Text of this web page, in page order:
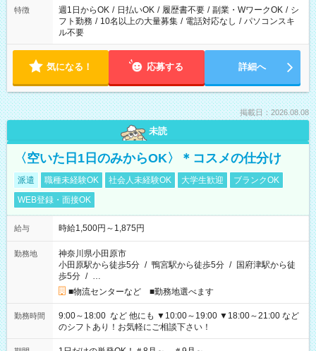
ください！
特徴 週1日からOK / 日払いOK / 履歴書不要 / 副業・WワークOK / シ
フト勤務 / 10名以上の大量募集 / 電話対応なし / パソコンスキ
ル不要
気になる！ 応募する 詳細へ
掲載日：2026.08.08
未読
〈空いた日1日のみからOK〉＊コスメの仕分け
派遣 職種未経験OK 社会人未経験OK 大学生歓迎
ブランクOK
WEB登録・面接OK
給与 時給1,500円～1,875円
勤務地
神奈川県小田原市
小田原駅から徒歩5分 / 鴨宮駅から徒歩5分 / 国府津駅から徒
歩5分 / …
■物流センターなど ■勤務地選べます
勤務時間
9:00～18:00 など 他にも ▼10:00～19:00 ▼18:00～21:00 など
のシフトあり！お気軽にご相談下さい！